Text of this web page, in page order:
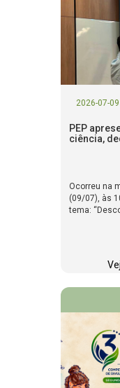
2026-07-09
PEP
ciência,
Ocorreu na
(09/07), às
tema: